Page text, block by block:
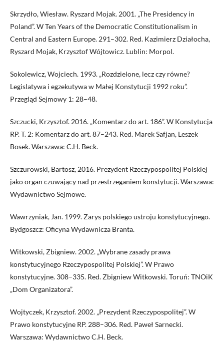
Skrzydło, Wiesław. Ryszard Mojak. 2001. „The Presidency in
Poland”. W Ten Years of the Democratic Constitutionalism in
Central and Eastern Europe. 291–302. Red. Kazimierz Działocha,
Ryszard Mojak, Krzysztof Wójtowicz. Lublin: Morpol.
Sokolewicz, Wojciech. 1993. „Rozdzielone, lecz czy równe?
Legislatywa i egzekutywa w Małej Konstytucji 1992 roku”.
Przegląd Sejmowy 1: 28–48.
Szczucki, Krzysztof. 2016. „Komentarz do art. 186”. W Konstytucja
RP. T. 2: Komentarz do art. 87–243. Red. Marek Safjan, Leszek
Bosek. Warszawa: C.H. Beck.
Szczurowski, Bartosz, 2016. Prezydent Rzeczypospolitej Polskiej
jako organ czuwający nad przestrzeganiem konstytucji. Warszawa:
Wydawnictwo Sejmowe.
Wawrzyniak, Jan. 1999. Zarys polskiego ustroju konstytucyjnego.
Bydgoszcz: Oficyna Wydawnicza Branta.
Witkowski, Zbigniew. 2002. „Wybrane zasady prawa
konstytucyjnego Rzeczypospolitej Polskiej”. W Prawo
konstytucyjne. 308–335. Red. Zbigniew Witkowski. Toruń: TNOiK
„Dom Organizatora”.
Wojtyczek, Krzysztof. 2002. „Prezydent Rzeczypospolitej”. W
Prawo konstytucyjne RP. 288–306. Red. Paweł Sarnecki.
Warszawa: Wydawnictwo C.H. Beck.